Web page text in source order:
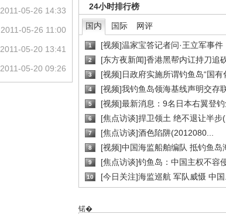
24小时排行榜
国内 国际 网评
1 [视频]温家宝答记者问·王立军事件
2 [东方夜新闻]香港黑帮内讧持刀追
3 [视频]日政府实施所谓钓鱼岛“国有
4 [视频]我钓鱼岛领海基线声明交存
5 [视频]最新消息：9名日本右翼登钓
6 [焦点访谈]捍卫领土 绝不退让半步
7 [焦点访谈]酒色陷阱(2012080...
8 [视频]中国海监船舶编队 抵钓鱼岛
9 [焦点访谈]钓鱼岛：中国主权不容
10 [今日关注]海监巡航 军队威慑 中国
锘�
2011-05-26 14:33
2011-05-26 11:00
2011-05-20 13:41
2011-05-20 09:26